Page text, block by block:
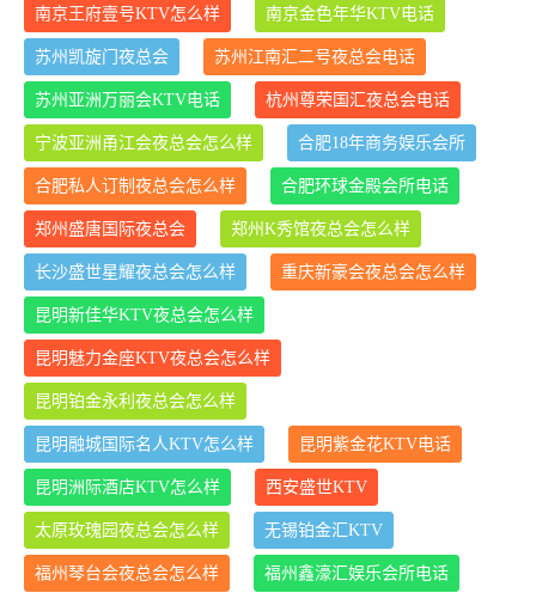
南京王府壹号KTV怎么样 南京金色年华KTV电话
苏州凯旋门夜总会 苏州江南汇二号夜总会电话
苏州亚洲万丽会KTV电话 杭州尊荣国汇夜总会电话
宁波亚洲甬江会夜总会怎么样 合肥18年商务娱乐会所
合肥私人订制夜总会怎么样 合肥环球金殿会所电话
郑州盛唐国际夜总会 郑州K秀馆夜总会怎么样
长沙盛世星耀夜总会怎么样 重庆新豪会夜总会怎么样
昆明新佳华KTV夜总会怎么样
昆明魅力金座KTV夜总会怎么样
昆明铂金永利夜总会怎么样
昆明融城国际名人KTV怎么样 昆明紫金花KTV电话
昆明洲际酒店KTV怎么样 西安盛世KTV
太原玫瑰园夜总会怎么样 无锡铂金汇KTV
福州琴台会夜总会怎么样 福州鑫濠汇娱乐会所电话